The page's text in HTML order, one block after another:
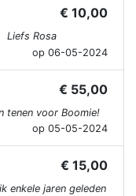
€ 10,00
Liefs Rosa
op 06-05-2024
€ 55,00
tenen voor Boomie!
op 05-05-2024
€ 15,00
enkele jaren geleden